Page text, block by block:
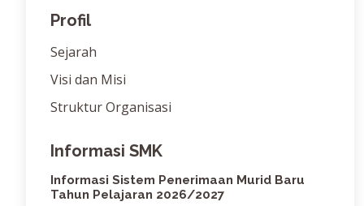
Profil
Sejarah
Visi dan Misi
Struktur Organisasi
Informasi SMK
Informasi Sistem Penerimaan Murid Baru
Tahun Pelajaran 2026/2027